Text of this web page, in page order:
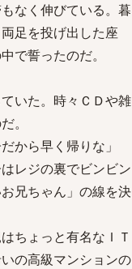
なく伸びている。暮
足を投げ出した座
で誓ったのだ。
いた。時々ＣＤや雑
。
から早く帰りな」
レジの裏でビンビン
兄ちゃん」の線を決
ちょっと有名なＩＴ
の高級マンションの